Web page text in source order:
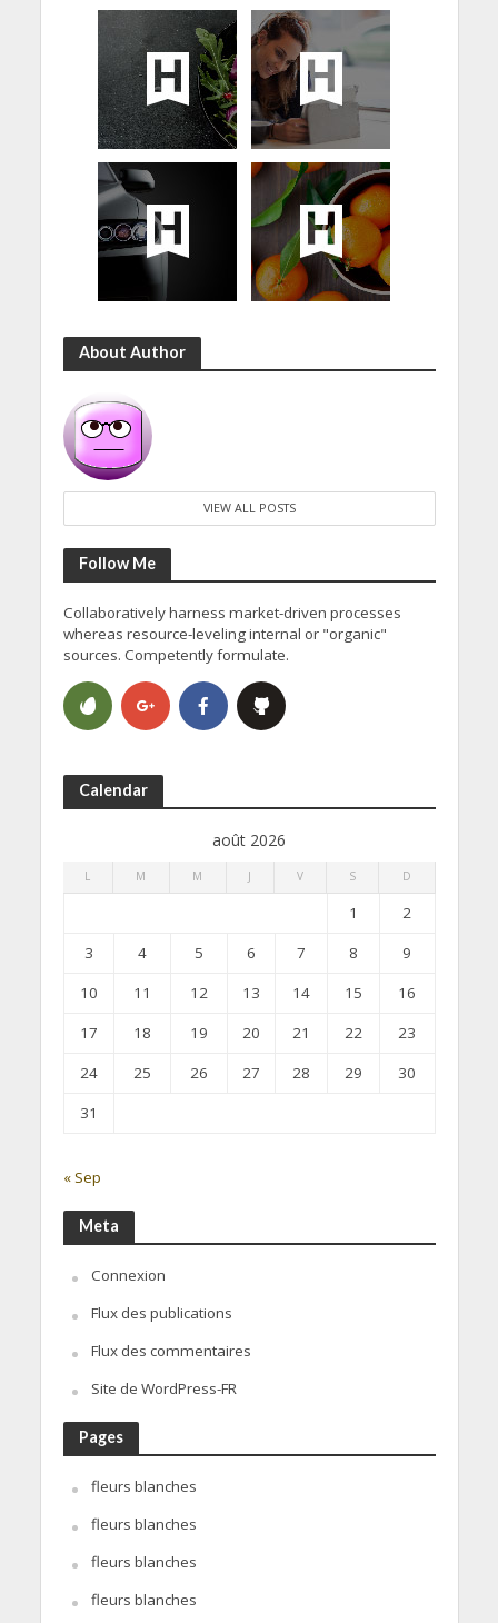
About Author
VIEW ALL POSTS
Follow Me
Collaboratively harness market-driven processes
whereas resource-leveling internal or "organic"
sources. Competently formulate.
Calendar
août 2026
L M M J V S D
1
2
3
4 5 6 7 8
9
10
11 12 13 14 15
16
17
18 19 20 21 22
23
24
25 26 27 28 29
30
31
« Sep
Meta
Connexion
Flux des publications
Flux des commentaires
Site de WordPress-FR
Pages
fleurs blanches
fleurs blanches
fleurs blanches
fleurs blanches